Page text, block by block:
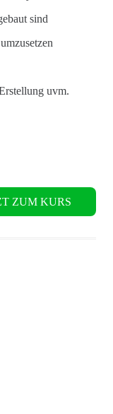
sind
uvm.
ZUM KURS